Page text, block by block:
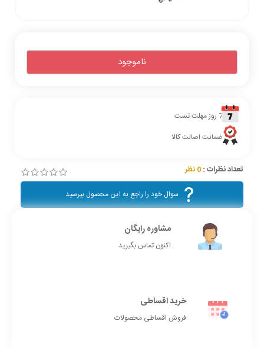
7 روز مهلت تست
ضمانت اصالت کالا
ناموجود
تعداد نظرات : 0 نظر
سوال خود را راجع به این محصول بپرسید
مشاوره رایگان
اکنون تماس بگیرید
خرید اقساطی
فروش اقساطی محصولات